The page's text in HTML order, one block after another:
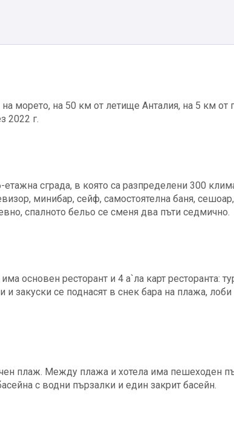
на морето, на 50 км от летище Анталия, на 5 км
2022 г.
етажна сграда, в която са разпределени 300
минибар, сейф, самостоятелна баня,
спалното бельо се сменя два пъти седмично.
основен ресторант и 4 а`ла карт ресторанта:
закуски се поднасят в снек бара на плажа, лоби
плаж. Между плажа и хотела има пешеходен
с водни пързалки и един закрит басейн.